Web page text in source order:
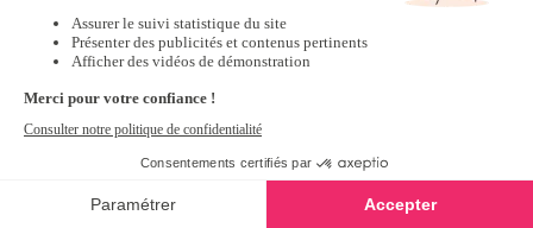
Derniers articles consultés